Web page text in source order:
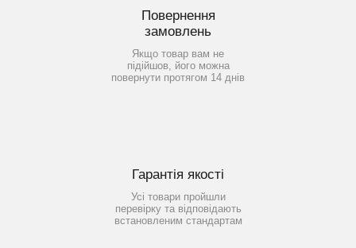
Повернення
замовлень
Якщо товар вам не
підійшов, його можна
повернути протягом 14 днів
Гарантія якості
Усі товари пройшли
перевірку та відповідають
встановленим стандартам